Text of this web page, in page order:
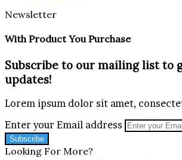
Newsletter
With Product You Purchase
Subscribe to our mailing list to
updates!
Lorem ipsum dolor sit amet,
Enter your Email address
Looking For More?